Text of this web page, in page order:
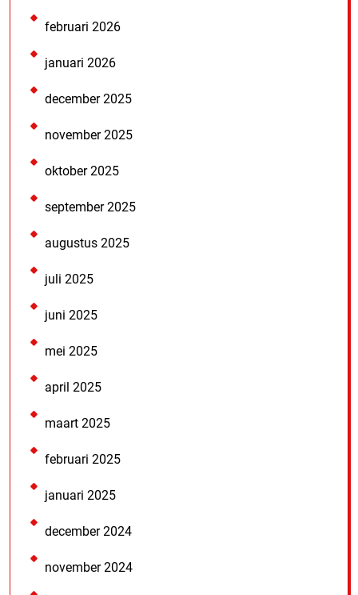
februari 2026
januari 2026
december 2025
november 2025
oktober 2025
september 2025
augustus 2025
juli 2025
juni 2025
mei 2025
april 2025
maart 2025
februari 2025
januari 2025
december 2024
november 2024